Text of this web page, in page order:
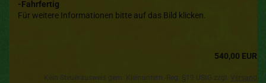
-Fahrfertig
Für weitere Informationen bitte auf das Bild klicken.
540,00 EUR